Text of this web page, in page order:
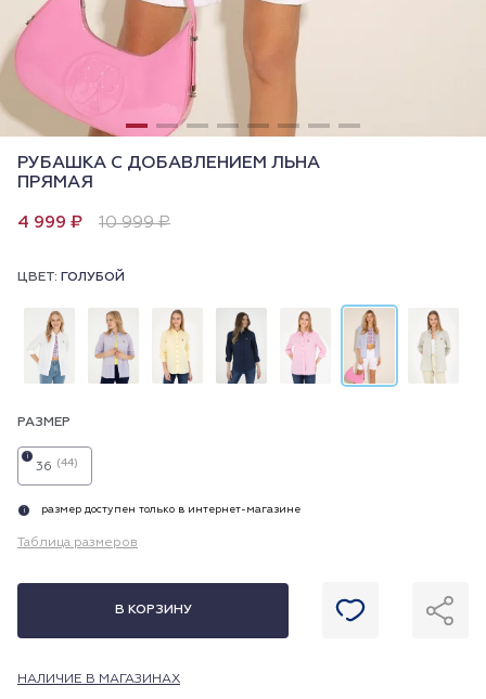
РУБАШКА С ДОБАВЛЕНИЕМ ЛЬНА
ПРЯМАЯ
4 999 ₽ 10 999 ₽
ЦВЕТ: ГОЛУБОЙ
РАЗМЕР
36 (44)
i
i размер доступен только в интернет-магазине
Таблица размеров
В КОРЗИНУ
НАЛИЧИЕ В МАГАЗИНАХ